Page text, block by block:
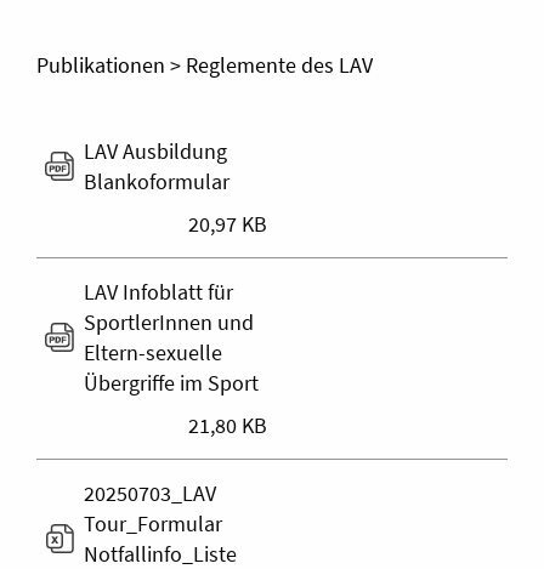
Publikationen > Reglemente des LAV
LAV Ausbildung
Blankoformular
20,97 KB
LAV Infoblatt für
SportlerInnen und
Eltern-sexuelle
Übergriffe im Sport
21,80 KB
20250703_LAV
Tour_Formular
Notfallinfo_Liste